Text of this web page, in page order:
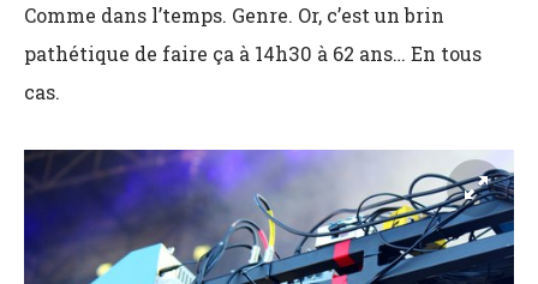
Comme dans l’temps. Genre. Or, c’est un brin
pathétique de faire ça à 14h30 à 62 ans… En tous
cas.